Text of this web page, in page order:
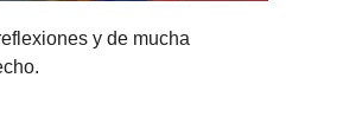
y de mucha